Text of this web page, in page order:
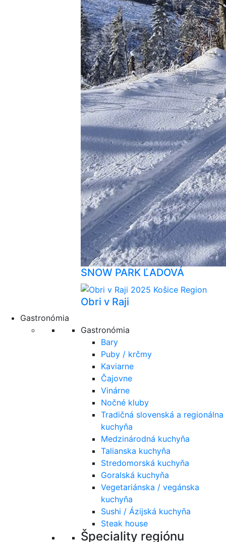
SNOW PARK ĽADOVÁ
Obri v Raji
Gastronómia
Gastronómia
Bary
Puby / krčmy
Kaviarne
Čajovne
Vinárne
Nočné kluby
Tradičná slovenská a regionálna
kuchyňa
Medzinárodná kuchyňa
Talianska kuchyňa
Stredomorská kuchyňa
Goralská kuchyňa
Vegetariánska / vegánska
kuchyňa
Sushi / Ázijská kuchyňa
Steak house
Špeciality regiónu